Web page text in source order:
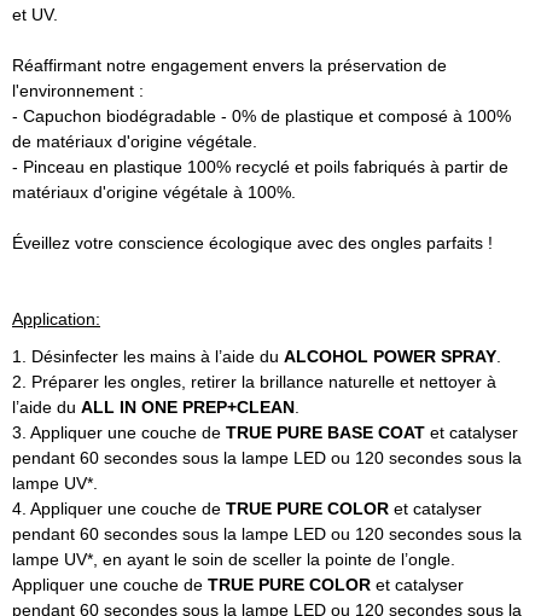
et UV.
Réaffirmant notre engagement envers la préservation de
l'environnement :
- Capuchon biodégradable - 0% de plastique et composé à 100%
de matériaux d'origine végétale.
- Pinceau en plastique 100% recyclé et poils fabriqués à partir de
matériaux d'origine végétale à 100%.
Éveillez votre conscience écologique avec des ongles parfaits !
Application:
1. Désinfecter les mains à l’aide du ALCOHOL POWER SPRAY.
2. Préparer les ongles, retirer la brillance naturelle et nettoyer à
l’aide du ALL IN ONE PREP+CLEAN.
3. Appliquer une couche de TRUE PURE BASE COAT et catalyser
pendant 60 secondes sous la lampe LED ou 120 secondes sous la
lampe UV*.
4. Appliquer une couche de TRUE PURE COLOR et catalyser
pendant 60 secondes sous la lampe LED ou 120 secondes sous la
lampe UV*, en ayant le soin de sceller la pointe de l’ongle.
Appliquer une couche de TRUE PURE COLOR et catalyser
pendant 60 secondes sous la lampe LED ou 120 secondes sous la